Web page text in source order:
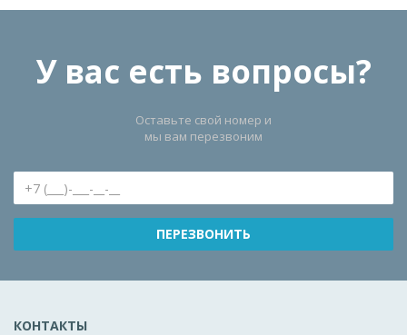
У вас есть вопросы?
Оставьте свой номер и
мы вам перезвоним
КОНТАКТЫ